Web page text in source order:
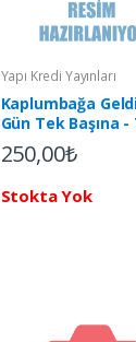
Yapı Kredi Yayınları
Kaplumbağa
Gün Tek Başına -
Tortoıse Arrıved
One Day
250,00₺
Stokta Yok